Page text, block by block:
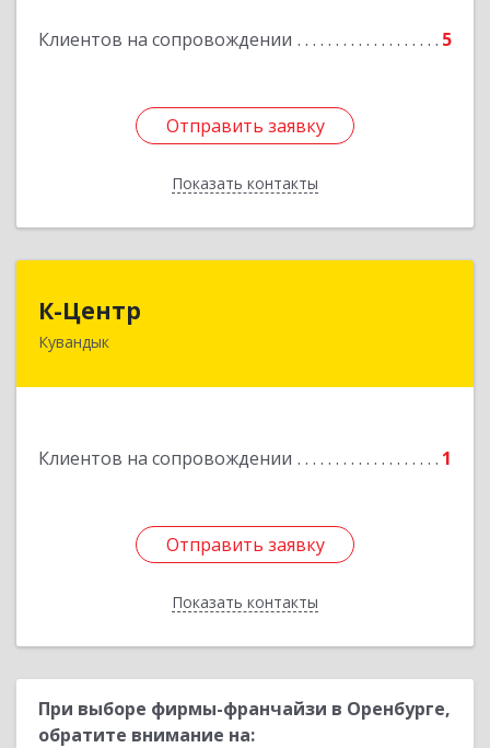
Клиентов на сопровождении 5
Отправить заявку
Показать контакты
Отправить заявку
Назад
К-Центр
Кувандык
Клиентов на сопровождении 1
Отправить заявку
Показать контакты
462243, Оренбургская обл, Кувандыкский р-н,
Отправить заявку
Назад
При выборе фирмы-франчайзи в Оренбурге,
обратите внимание на: